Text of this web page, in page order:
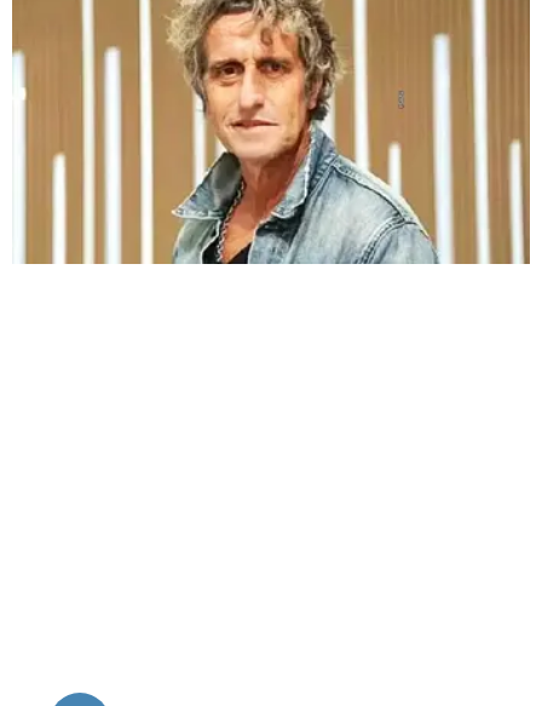
Sociedad y tiempo
Sociedad
Tecnología
Turismo
Salud
Es viral